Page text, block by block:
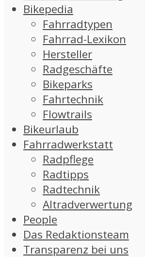
Bikepedia
Fahrradtypen
Fahrrad-Lexikon
Hersteller
Radgeschäfte
Bikeparks
Fahrtechnik
Flowtrails
Bikeurlaub
Fahrradwerkstatt
Radpflege
Radtipps
Radtechnik
Altradverwertung
People
Das Redaktionsteam
Transparenz bei uns